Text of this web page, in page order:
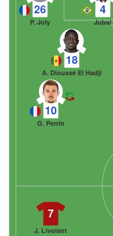
4
Jubal
26
P. Joly
18
A. Dioussé El Hadji
10
G. Perrin
7
J. Livolant